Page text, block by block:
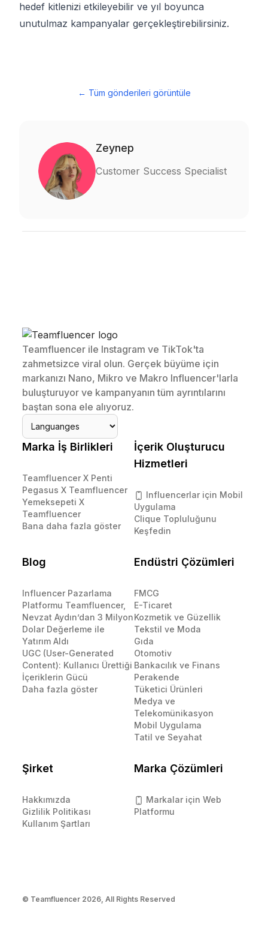
hedef kitlenizi etkileyebilir ve yıl boyunca
unutulmaz kampanyalar gerçekleştirebilirsiniz.
← Tüm gönderileri görüntüle
Zeynep
Customer Success Specialist
Teamfluencer ile Instagram ve TikTok'ta
zahmetsizce viral olun. Gerçek büyüme için
markanızı Nano, Mikro ve Makro Influencer'larla
buluşturuyor ve kampanyanın tüm ayrıntılarını
baştan sona ele alıyoruz.
Marka İş Birlikleri
Teamfluencer X Penti
Pegasus X Teamfluencer
Yemeksepeti X
Teamfluencer
Bana daha fazla göster
İçerik Oluşturucu
Hizmetleri
Influencerlar için Mobil
Uygulama
Clique Topluluğunu
Keşfedin
Blog
Influencer Pazarlama
Platformu Teamfluencer,
Nevzat Aydın’dan 3 Milyon
Dolar Değerleme ile
Yatırım Aldı
UGC (User-Generated
Content): Kullanıcı Ürettiği
İçeriklerin Gücü
Daha fazla göster
Endüstri Çözümleri
FMCG
E-Ticaret
Kozmetik ve Güzellik
Tekstil ve Moda
Gıda
Otomotiv
Bankacılık ve Finans
Perakende
Tüketici Ürünleri
Medya ve
Telekomünikasyon
Mobil Uygulama
Tatil ve Seyahat
Şirket
Hakkımızda
Gizlilik Politikası
Kullanım Şartları
Marka Çözümleri
Markalar için Web
Platformu
© Teamfluencer 2026, All Rights Reserved